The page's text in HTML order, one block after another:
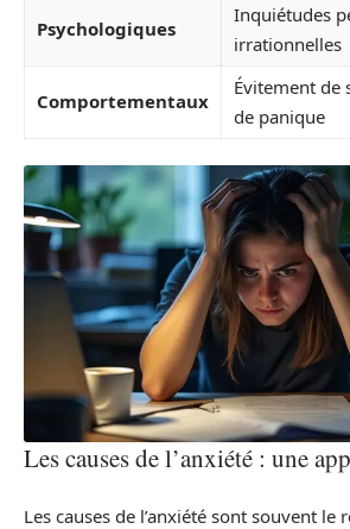
Psychologiques
Inquiétudes
irrationnelles
Comportementaux
Évitement de
de panique
Les causes de l’anxiété : une
Les causes de l’anxiété sont souvent le